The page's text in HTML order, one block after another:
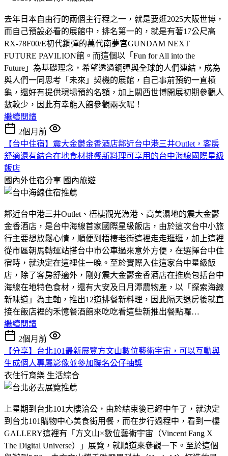
去年日本自由行的兩個主行程之一，就是要逛2025大阪世博，
而自己預設必看的展館中，排名第一的，就是有著17公尺高
RX-78F00/E初代鋼彈的萬代南夢宮GUNDAM NEXT
FUTURE PAVILION館。而這個以「Fun for All into the
Future」為基礎理念，希望透過鋼彈與全球的人們連結，成為
與人們一同思考「未來」契機的展館，自己事前預約一直槓
龜，還好有提供現場預約名額，加上關西世博開展初期參觀人
數較少，因此有幸能入館參觀兩次呢！
繼續閱讀
2個月前
【台中住宿】震大金鬱金香酒店鄰近台中港三井Outlet，客房
舒適還有結合在地食材排餐新料理可享用的台中海線國際星級
飯店
國內外住宿分享 國內旅遊
鄰近台中港三井Outlet、梧棲觀光漁港、高美濕地的震大金鬱
金香酒店，是台中海線首家國際星級飯店，由於這次台中小旅
行主要想放鬆心情，順便到梧棲老街這裡走走逛逛，加上這裡
從市區朝馬轉運站搭台中市公車過來意外方便，在選擇台中住
宿時，就決定在這裡住一晚。至於實際入住這家台中星級飯
店，除了客房舒適外，剛好震大金鬱金香酒店在推廣包括台中
海線在地特色食材，還有大安及日月潭農物產，以「探索海線
新味道」為主軸，推出12道排餐新料理，因此隔天退房後就直
接在飯店裡的禾憶餐酒館來吃吃看這些新推出餐點囉…
繼續閱讀
2個月前
【分享】台北101最新展覽方文山數位藝術宇宙，可以互動與
生成個人專屬影像並參加聯名公仔抽獎
衣住行育樂 生活綜合
上星期到台北101大樓洽公，由於結束後已經中午了，就決定
到台北101購物中心美食街用餐，而在步行過程中，看到一樓
GALLERY這裡有「方文山×數位藝術宇宙（Vincent Fang X
The Digital Universe）」展覽，就順道來參觀一下。至於這個